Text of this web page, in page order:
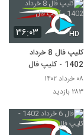
۳۶:۰۳ HD
کلیپ فال 8 خرداد
1402 - کلیپ فال
۰۸ خرداد ۱۴۰۲
۲۸۳ بازدید